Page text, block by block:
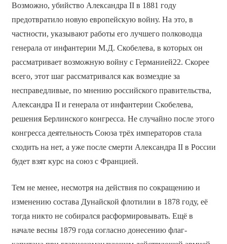
Возможно, убийство Александра II в 1881 году
предотвратило новую европейскую войну. На это, в
частности, указывают работы его лучшего полководца
генерала от инфантерии М.Д. Скобелева, в которых он
рассматривает возможную войну с Германией22. Скорее
всего, этот шаг рассматривался как возмездие за
несправедливые, по мнению российского правительства,
Александра II и генерала от инфантерии Скобелева,
решения Берлинского конгресса. Не случайно после этого
конгресса деятельность Союза трёх императоров стала
сходить на нет, а уже после смерти Александра II в России
будет взят курс на союз с Францией.
Тем не менее, несмотря на действия по сокращению и
изменению состава Дунайской флотилии в 1878 году, её
тогда никто не собирался расформировывать. Ещё в
начале весны 1879 года согласно донесению флаг-